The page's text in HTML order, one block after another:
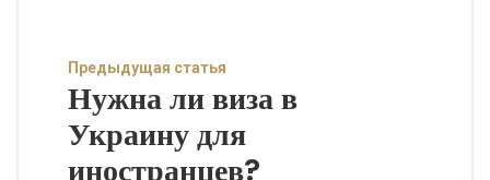
Предыдущая статья
Нужна ли виза в
Украину для
иностранцев?